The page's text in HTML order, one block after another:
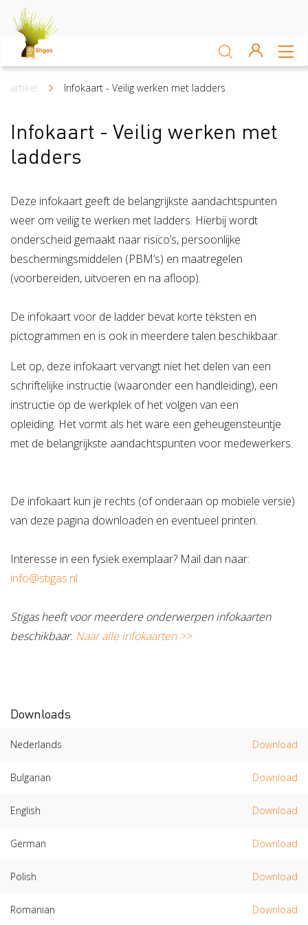
Arbocatalogus
Sectoren
Veiligheid
Veiligheid
Verzuim
Verzuimbegeleiding Arbopakket seizoenswerker
Actueel
Actueel
Nieuws Nieuwsbrief Publicaties Agenda
Onze diensten
3V's van Stigas Aan de slag met Vitaliteit Aan
Sluiten
Kruimelpad
artikel Infokaart - Veilig werken met ladders
Infokaart - Veilig werken met
ladders
Deze infokaart geeft de belangrijkste aandachtspunten
weer om veilig te werken met ladders. Hierbij wordt
onderscheid gemaakt naar risico’s, persoonlijke
beschermingsmiddelen (PBM’s) en maatregelen
(voorbereiden, uitvoeren en na afloop).
De infokaart voor de ladder bevat korte teksten en
pictogrammen en is ook in meerdere talen beschikbaar.
Let op, deze infokaart vervangt niet het delen van een
schriftelijke instructie (waaronder een handleiding), een
instructie op de werkplek of het volgen van een
opleiding. Het vormt als het ware een geheugensteuntje
met de belangrijkste aandachtspunten voor medewerkers.
De infokaart kun je rechts (of onderaan op mobiele versie)
van deze pagina downloaden en eventueel printen.
Interesse in een fysiek exemplaar? Mail dan naar:
info@stigas.nl
Stigas heeft voor meerdere onderwerpen infokaarten
beschikbaar. Naar alle infokaarten >>
Downloads
Nederlands Download
Bulgarian Download
English Download
German Download
Polish Download
Romanian Download